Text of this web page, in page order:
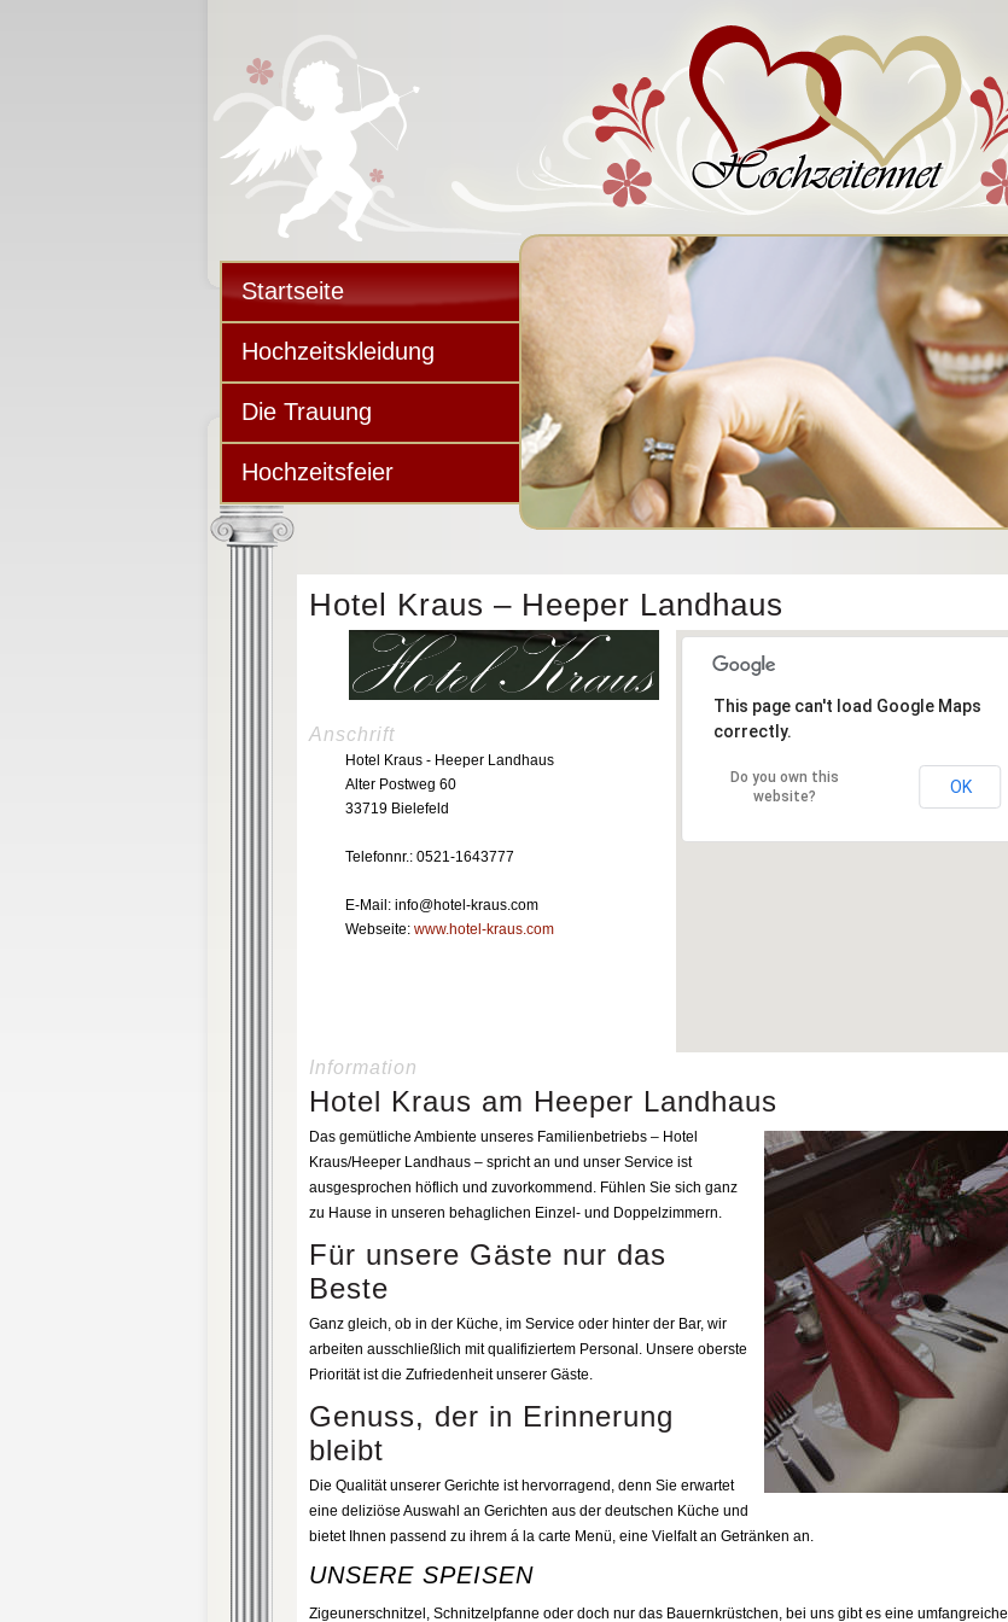
Startseite
Hochzeitskleidung
Die Trauung
Hochzeitsfeier
Hotel Kraus – Heeper Landhaus
This page can't load Google Maps
correctly.
Do you own this
website?
OK
Anschrift
Hotel Kraus - Heeper Landhaus
Alter Postweg 60
33719 Bielefeld
Telefonnr.: 0521-1643777
E-Mail: info@hotel-kraus.com
Webseite: www.hotel-kraus.com
Information
Hotel Kraus am Heeper Landhaus
Das gemütliche Ambiente unseres Familienbetriebs – Hotel
Kraus/Heeper Landhaus – spricht an und unser Service ist
ausgesprochen höflich und zuvorkommend. Fühlen Sie sich ganz
zu Hause in unseren behaglichen Einzel- und Doppelzimmern.
Für unsere Gäste nur das
Beste
Ganz gleich, ob in der Küche, im Service oder hinter der Bar, wir
arbeiten ausschließlich mit qualifiziertem Personal. Unsere oberste
Priorität ist die Zufriedenheit unserer Gäste.
Genuss, der in Erinnerung
bleibt
Die Qualität unserer Gerichte ist hervorragend, denn Sie erwartet
eine deliziöse Auswahl an Gerichten aus der deutschen Küche und
bietet Ihnen passend zu ihrem á la carte Menü, eine Vielfalt an Getränken an.
UNSERE SPEISEN
Zigeunerschnitzel, Schnitzelpfanne oder doch nur das Bauernkrüstchen, bei uns gibt es eine umfangreiche